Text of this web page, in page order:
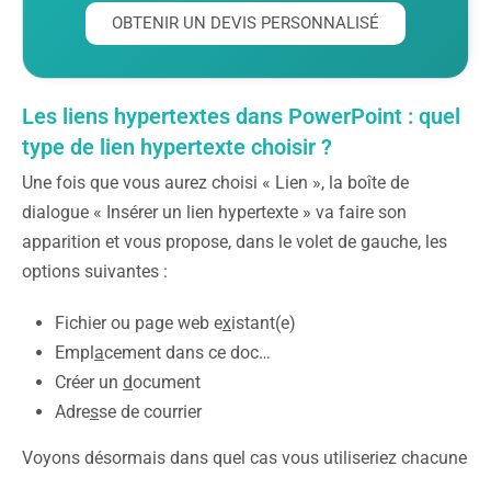
OBTENIR UN DEVIS PERSONNALISÉ
Les liens hypertextes dans PowerPoint : quel
type de lien hypertexte choisir ?
Une fois que vous aurez choisi « Lien », la boîte de
dialogue « Insérer un lien hypertexte » va faire son
apparition et vous propose, dans le volet de gauche, les
options suivantes :
Fichier ou page web existant(e)
Emplacement dans ce doc…
Créer un document
Adresse de courrier
Voyons désormais dans quel cas vous utiliseriez chacune